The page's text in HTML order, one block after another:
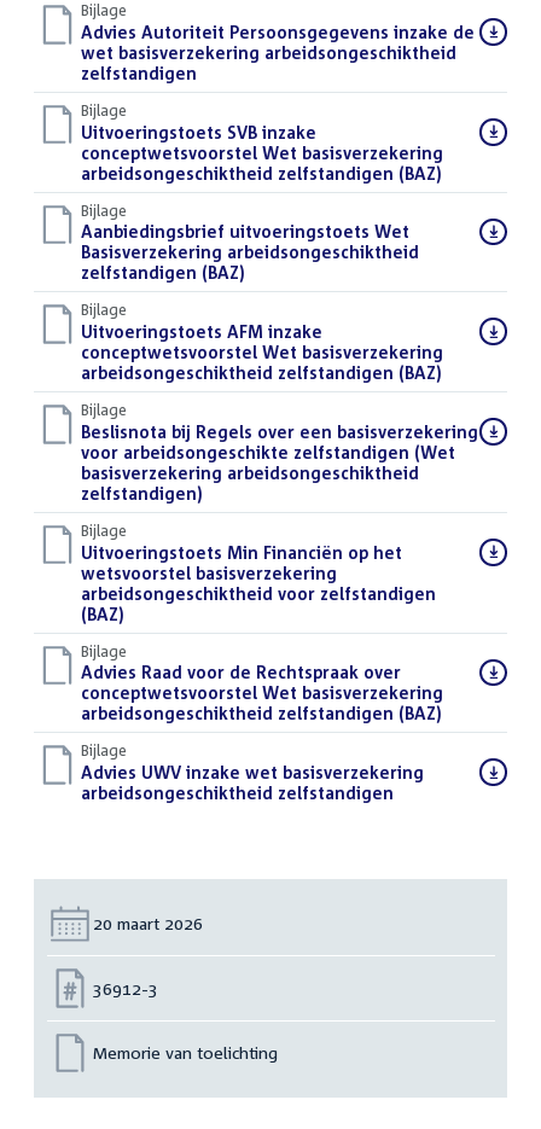
Bijlage
Download
bestand:
Advies Autoriteit Persoonsgegevens inzake de
wet basisverzekering arbeidsongeschiktheid
zelfstandigen
Bijlage
Download
bestand:
Uitvoeringstoets SVB inzake
conceptwetsvoorstel Wet basisverzekering
arbeidsongeschiktheid zelfstandigen (BAZ)
Bijlage
Download
bestand:
Aanbiedingsbrief uitvoeringstoets Wet
Basisverzekering arbeidsongeschiktheid
zelfstandigen (BAZ)
Bijlage
Download
bestand:
Uitvoeringstoets AFM inzake
conceptwetsvoorstel Wet basisverzekering
arbeidsongeschiktheid zelfstandigen (BAZ)
Bijlage
Download
bestand:
Beslisnota bij Regels over een basisverzekering
voor arbeidsongeschikte zelfstandigen (Wet
basisverzekering arbeidsongeschiktheid
zelfstandigen)
Bijlage
Download
bestand:
Uitvoeringstoets Min Financiën op het
wetsvoorstel basisverzekering
arbeidsongeschiktheid voor zelfstandigen
(BAZ)
Bijlage
Download
bestand:
Advies Raad voor de Rechtspraak over
conceptwetsvoorstel Wet basisverzekering
arbeidsongeschiktheid zelfstandigen (BAZ)
Bijlage
Download
bestand:
Advies UWV inzake wet basisverzekering
arbeidsongeschiktheid zelfstandigen
Datum:
20 maart 2026
Nummer:
36912-3
Memorie van toelichting